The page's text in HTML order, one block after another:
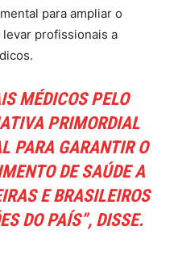
para ampliar o
profissionais a
MÉDICOS PELO
PRIMORDIAL
PARA GARANTIR O
DE SAÚDE A
E BRASILEIROS
DO PAÍS”, DISSE.